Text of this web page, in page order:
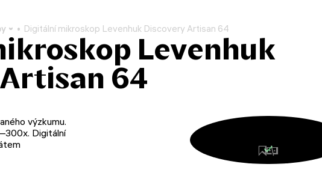
Digitální mikroskop Levenhuk Discovery Artisan 64
Levenhuk
64
výzkumu.
Digitální